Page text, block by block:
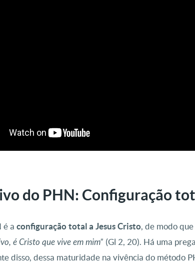
do PHN: Configuração
é a configuração total a Jesus Cristo, de modo
é Cristo que vive em mim” (Gl 2, 20). Há uma
disso, dessa maturidade na vivência do método